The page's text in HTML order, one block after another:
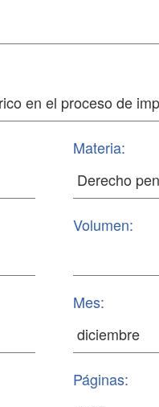
Materia:
Volumen:
Mes:
Páginas: